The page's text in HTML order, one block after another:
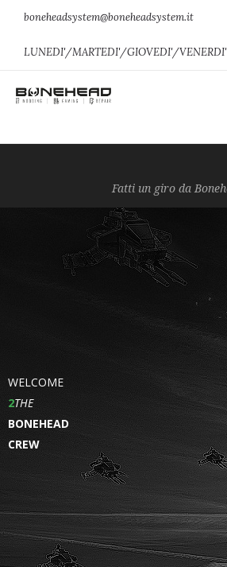
boneheadsystem@boneheadsystem.it
LUNEDI'/MARTEDI'/GIOVEDI'/VENERDI'
Fatti un giro da
WELCOME
2THE
BONEHEAD
CREW